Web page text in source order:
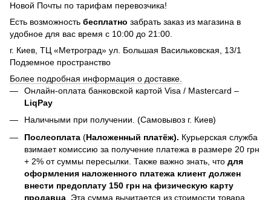
Новой Почты по тарифам перевозчика!
Есть возможность бесплатно забрать заказ из магазина в
удобное для вас время с 10:00 до 21:00.
г. Киев, ТЦ «Метроград» ул. Большая Васильковская, 13/1
Подземное пространство
Более подробная информация о доставке.
Онлайн-оплата банковской картой Visa / Mastercard –
LiqPay
Наличными при получении. (Самовывоз г. Киев)
Послеоплата (Наложенный платёж). Курьерская служба
взимает комиссию за получение платежа в размере 20 грн
+ 2% от суммы пересылки. Также важно знать, что для
оформления наложенного платежа клиент должен
внести предоплату 150 грн на физическую карту
продавца . Эта сумма вычитается из стоимости товара